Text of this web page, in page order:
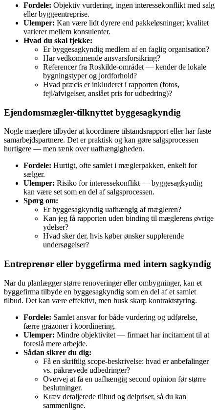
Fordele: Objektiv vurdering, ingen interessekonflikt med salg
eller byggeentreprise.
Ulemper: Kan være lidt dyrere end pakkeløsninger; kvalitet
varierer mellem konsulenter.
Hvad du skal tjekke:
Er byggesagkyndig medlem af en faglig organisation?
Har vedkommende ansvarsforsikring?
Referencer fra Roskilde‑området — kender de lokale
bygningstyper og jordforhold?
Hvad præcis er inkluderet i rapporten (fotos,
fejl/afvigelser, anslået pris for udbedring)?
Ejendomsmægler‑tilknyttet byggesagkyndig
Nogle mæglere tilbyder at koordinere tilstandsrapport eller har faste
samarbejdspartnere. Det er praktisk og kan gøre salgsprocessen
hurtigere — men tænk over uafhængigheden.
Fordele: Hurtigt, ofte samlet i mæglerpakken, enkelt for
sælger.
Ulemper: Risiko for interessekonflikt — byggesagkyndig
kan være set som en del af salgsprocessen.
Spørg om:
Er byggesagkyndig uafhængig af mægleren?
Kan jeg få rapporten uden binding til mæglerens øvrige
ydelser?
Hvad sker der, hvis køber ønsker supplerende
undersøgelser?
Entreprenør eller byggefirma med intern sagkyndig
Når du planlægger større renoveringer eller ombygninger, kan et
byggefirma tilbyde en byggesagkyndig som en del af et samlet
tilbud. Det kan være effektivt, men husk skarp kontraktstyring.
Fordele: Samlet ansvar for både vurdering og udførelse,
færre gråzoner i koordinering.
Ulemper: Mindre objektivitet — firmaet har incitament til at
foreslå mere arbejde.
Sådan sikrer du dig:
Få en skriftlig scope‑beskrivelse: hvad er anbefalinger
vs. påkrævede udbedringer?
Overvej at få en uafhængig second opinion før større
beslutninger.
Kræv detaljerede tilbud og delpriser, så du kan
sammenligne.